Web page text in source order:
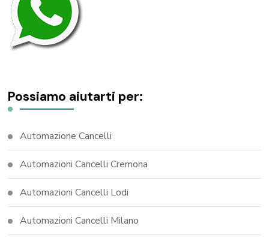
Possiamo aiutarti per:
Automazione Cancelli
Automazioni Cancelli Cremona
Automazioni Cancelli Lodi
Automazioni Cancelli Milano